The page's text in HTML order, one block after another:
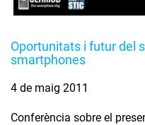
Oportunitats i futur del
smartphones
4 de maig 2011
Conferència sobre el